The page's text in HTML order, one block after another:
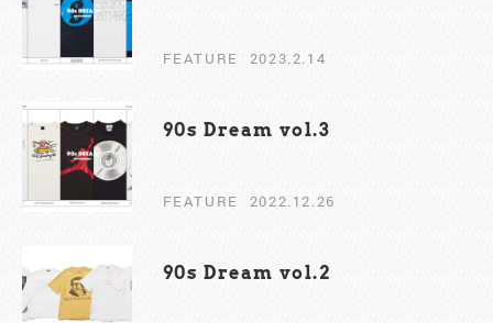
FEATURE 2023.2.14
FEATURE 2022.12.26
90s Dream vol.3
90s Dream vol.2￼